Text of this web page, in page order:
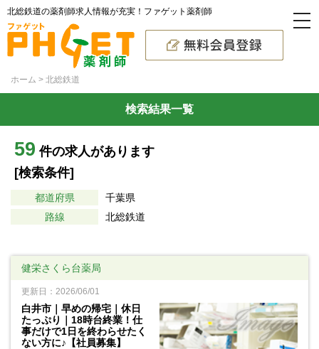
北総鉄道の薬剤師求人情報が充実！ファゲット薬剤師
ホーム 北総鉄道
検索結果一覧
59 件の求人があります
[検索条件]
都道府県
千葉県
路線
北総鉄道
健栄さくら台薬局
更新日：2026/06/01
白井市｜早めの帰宅｜休日
たっぷり｜18時台終業！仕
事だけで1日を終わらせたく
ない方に♪【社員募集】